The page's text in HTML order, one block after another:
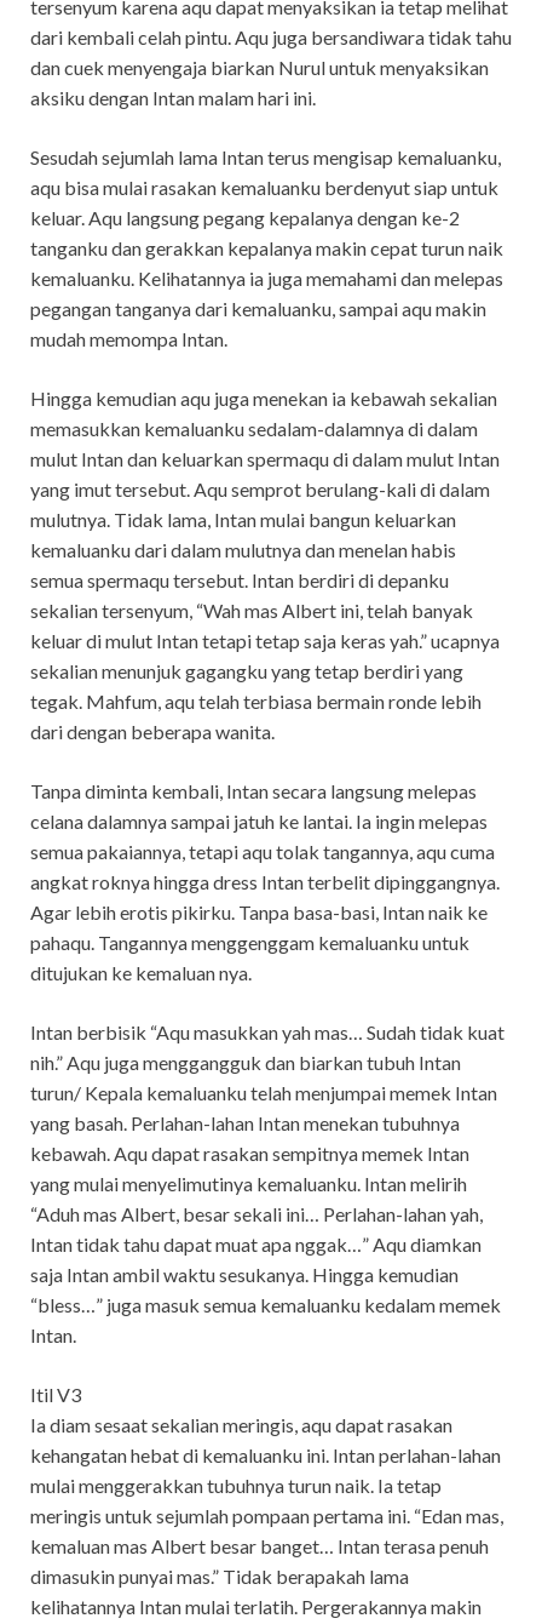
tersenyum karena aqu dapat menyaksikan ia tetap melihat
dari kembali celah pintu. Aqu juga bersandiwara tidak tahu
dan cuek menyengaja biarkan Nurul untuk menyaksikan
aksiku dengan Intan malam hari ini.
Sesudah sejumlah lama Intan terus mengisap kemaluanku,
aqu bisa mulai rasakan kemaluanku berdenyut siap untuk
keluar. Aqu langsung pegang kepalanya dengan ke-2
tanganku dan gerakkan kepalanya makin cepat turun naik
kemaluanku. Kelihatannya ia juga memahami dan melepas
pegangan tanganya dari kemaluanku, sampai aqu makin
mudah memompa Intan.
Hingga kemudian aqu juga menekan ia kebawah sekalian
memasukkan kemaluanku sedalam-dalamnya di dalam
mulut Intan dan keluarkan spermaqu di dalam mulut Intan
yang imut tersebut. Aqu semprot berulang-kali di dalam
mulutnya. Tidak lama, Intan mulai bangun keluarkan
kemaluanku dari dalam mulutnya dan menelan habis
semua spermaqu tersebut. Intan berdiri di depanku
sekalian tersenyum, “Wah mas Albert ini, telah banyak
keluar di mulut Intan tetapi tetap saja keras yah.” ucapnya
sekalian menunjuk gagangku yang tetap berdiri yang
tegak. Mahfum, aqu telah terbiasa bermain ronde lebih
dari dengan beberapa wanita.
Tanpa diminta kembali, Intan secara langsung melepas
celana dalamnya sampai jatuh ke lantai. Ia ingin melepas
semua pakaiannya, tetapi aqu tolak tangannya, aqu cuma
angkat roknya hingga dress Intan terbelit dipinggangnya.
Agar lebih erotis pikirku. Tanpa basa-basi, Intan naik ke
pahaqu. Tangannya menggenggam kemaluanku untuk
ditujukan ke kemaluan nya.
Intan berbisik “Aqu masukkan yah mas… Sudah tidak kuat
nih.” Aqu juga menggangguk dan biarkan tubuh Intan
turun/ Kepala kemaluanku telah menjumpai memek Intan
yang basah. Perlahan-lahan Intan menekan tubuhnya
kebawah. Aqu dapat rasakan sempitnya memek Intan
yang mulai menyelimutinya kemaluanku. Intan melirih
“Aduh mas Albert, besar sekali ini… Perlahan-lahan yah,
Intan tidak tahu dapat muat apa nggak…” Aqu diamkan
saja Intan ambil waktu sesukanya. Hingga kemudian
“bless…” juga masuk semua kemaluanku kedalam memek
Intan.
Itil V3
Ia diam sesaat sekalian meringis, aqu dapat rasakan
kehangatan hebat di kemaluanku ini. Intan perlahan-lahan
mulai menggerakkan tubuhnya turun naik. Ia tetap
meringis untuk sejumlah pompaan pertama ini. “Edan mas,
kemaluan mas Albert besar banget… Intan terasa penuh
dimasukin punyai mas.” Tidak berapakah lama
kelihatannya Intan mulai terlatih. Pergerakannya makin